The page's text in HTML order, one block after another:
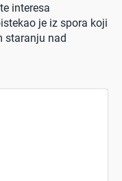
interesa
je iz spora koji
staranju nad